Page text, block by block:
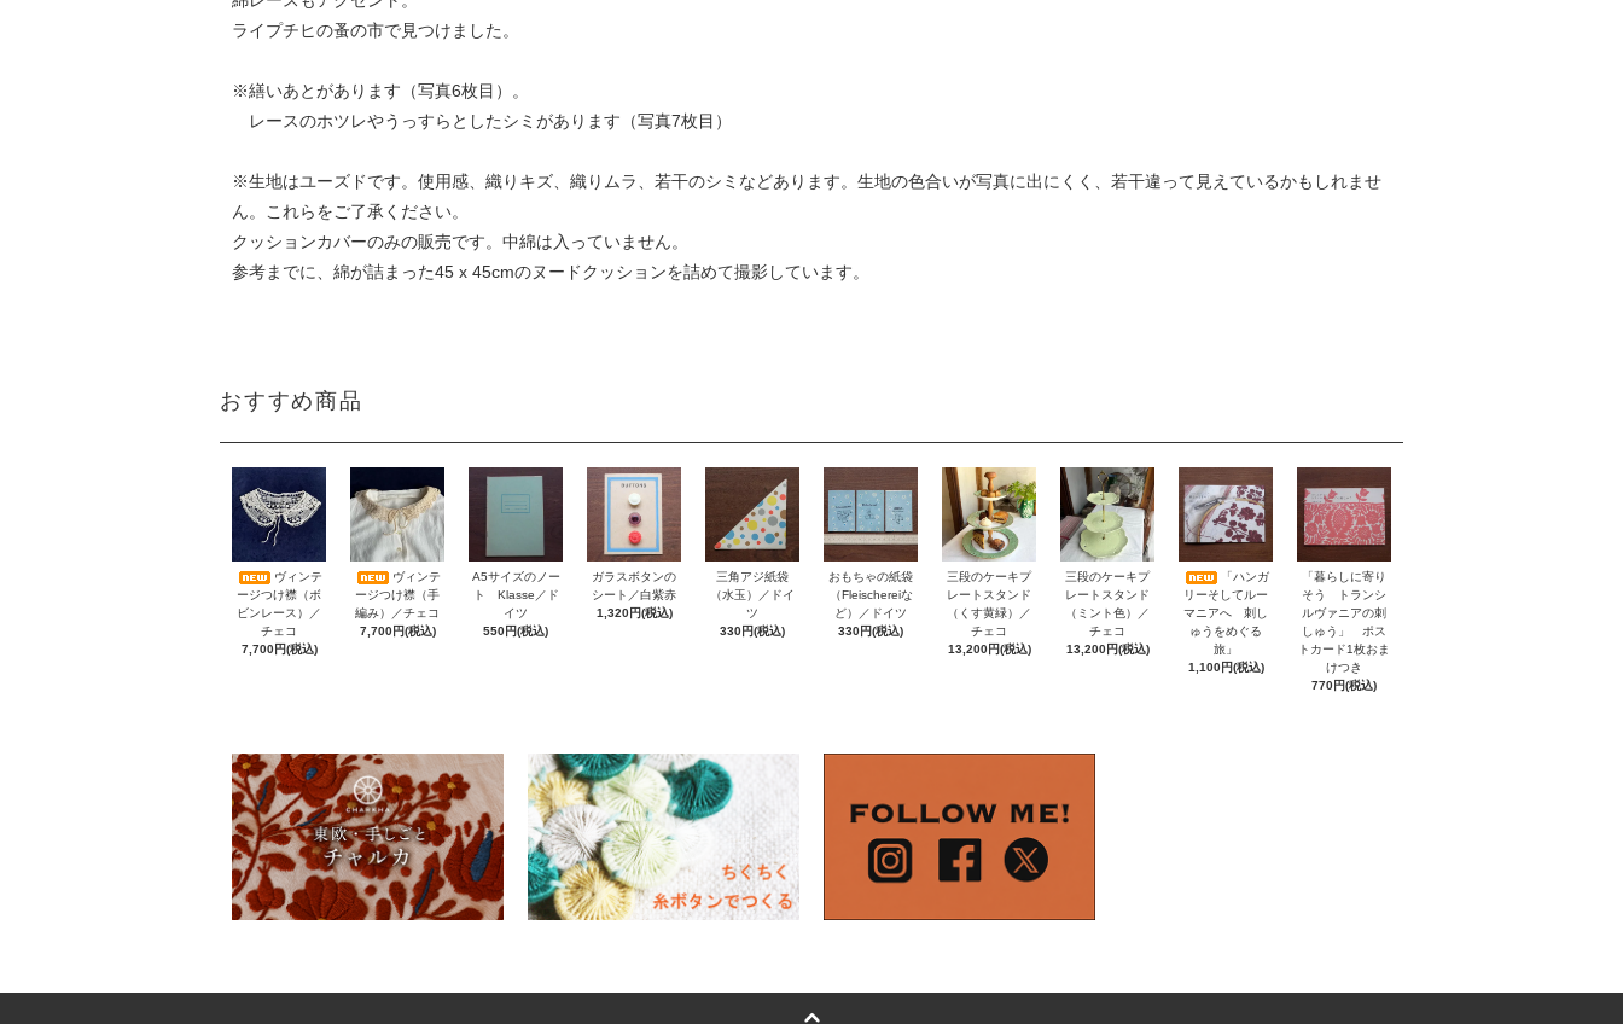
ライプチヒの蚤の市で見つけました。
※繕いあとがあります（写真6枚目）。
レースのホツレやうっすらとしたシミがあります（写真7枚目）
※生地はユーズドです。使用感、織りキズ、織りムラ、若干のシミなどあります。生地の色合いが写真に出にくく、若干違って見えているかもしれませ
ん。これらをご了承ください。
クッションカバーのみの販売です。中綿は入っていません。
参考までに、綿が詰まった45 x 45cmのヌードクッションを詰めて撮影しています。
おすすめ商品
ヴィンテ
ージつけ襟（ボ
ビンレース）／
チェコ
7,700円(税込)
ヴィンテ
ージつけ襟（手
編み）／チェコ
7,700円(税込)
A5サイズのノー
ト Klasse／ド
イツ
550円(税込)
ガラスボタンの
シート／白紫赤
1,320円(税込)
三角アジ紙袋
（水玉）／ドイ
ツ
330円(税込)
おもちゃの紙袋
（Fleischereiな
ど）／ドイツ
330円(税込)
三段のケーキプ
レートスタンド
（くす黄緑）／
チェコ
13,200円(税込)
三段のケーキプ
レートスタンド
（ミント色）／
チェコ
13,200円(税込)
「ハンガ
リーそしてルー
マニアへ 刺し
ゅうをめぐる
旅」
1,100円(税込)
「暮らしに寄り
そう トランシ
ルヴァニアの刺
しゅう」 ポス
トカード1枚おま
けつき
770円(税込)